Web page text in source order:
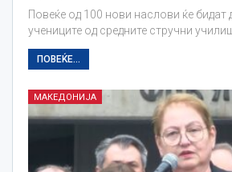
Повеќе од 100 нови наслови ќе бидат
учениците од средните стручни
ПОВЕЌЕ...
МАКЕДОНИЈА